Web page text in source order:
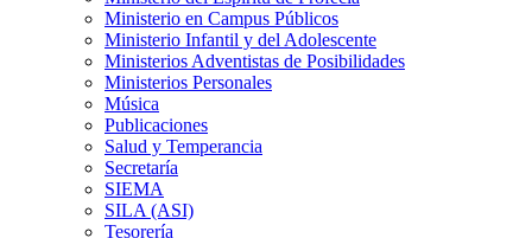
Ministerio en Campus Públicos
Ministerio Infantil y del Adolescente
Ministerios Adventistas de Posibilidades
Ministerios Personales
Música
Publicaciones
Salud y Temperancia
Secretaría
SIEMA
SILA (ASI)
Tesorería